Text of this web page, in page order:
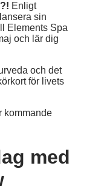
Enligt
sin
Elements Spa
och lär dig
och det
för livets
kommande
med